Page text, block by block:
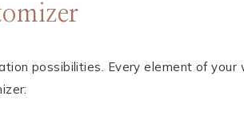
possibilities. Every element of your